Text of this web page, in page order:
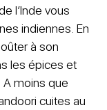
l’Inde vous
indiennes. En
à son
les épices et
moins que
cuites au